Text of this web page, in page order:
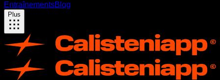
EntraînementsBlog
Plus